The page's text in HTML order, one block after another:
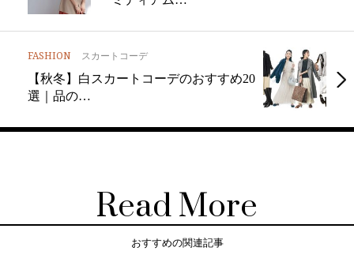
FASHION スカートコーデ
【秋冬】白スカートコーデのおすすめ20
選｜品の…
Read More
おすすめの関連記事